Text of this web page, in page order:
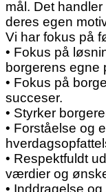
mål. Det
deres egen
Vi har fokus på
• Fokus på
borgerens egne
• Fokus på
succeser.
• Styrker
• Forståelse og
• Respektfuldt
værdier og
• Inddragelse